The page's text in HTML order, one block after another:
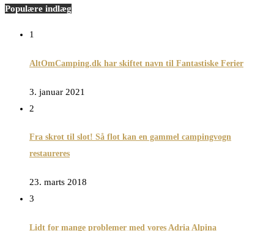
Populære indlæg
1
AltOmCamping.dk har skiftet navn til Fantastiske Ferier
3. januar 2021
2
Fra skrot til slot! Så flot kan en gammel campingvogn
restaureres
23. marts 2018
3
Lidt for mange problemer med vores Adria Alpina